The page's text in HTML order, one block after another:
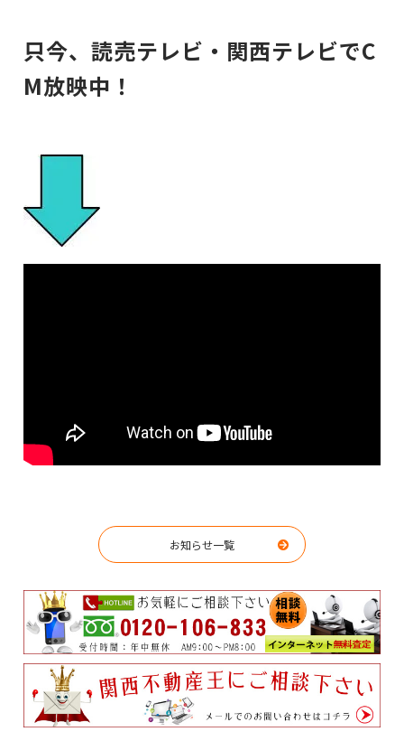
只今、読売テレビ・関西テレビでC
M放映中！
お知らせ一覧